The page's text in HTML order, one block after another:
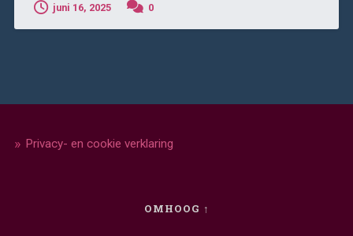
juni 16, 2025 0
Privacy- en cookie verklaring
OMHOOG ↑